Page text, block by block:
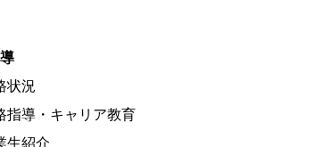
状況
指導・キャリア教育
生紹介